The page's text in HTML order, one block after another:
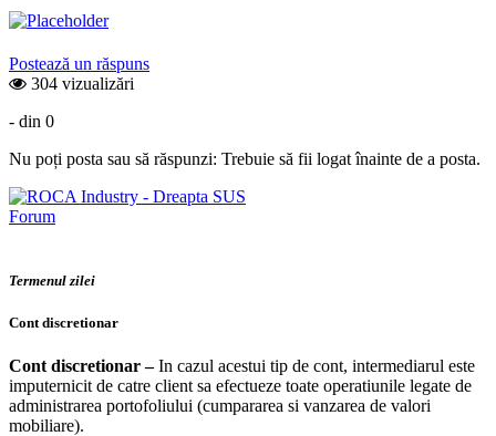
Postează un răspuns
304 vizualizări
- din 0
Nu poți posta sau să răspunzi: Trebuie să fii logat înainte de a posta.
Forum
Termenul zilei
Cont discretionar
Cont discretionar –In cazul acestui tip de cont, intermediarul este
imputernicit de catre client sa efectueze toate operatiunile legate de
administrarea portofoliului (cumpararea si vanzarea de valori
mobiliare).